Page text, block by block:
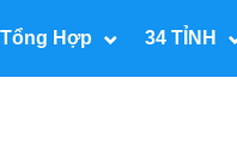
Tổng Hợp 34 TỈNH